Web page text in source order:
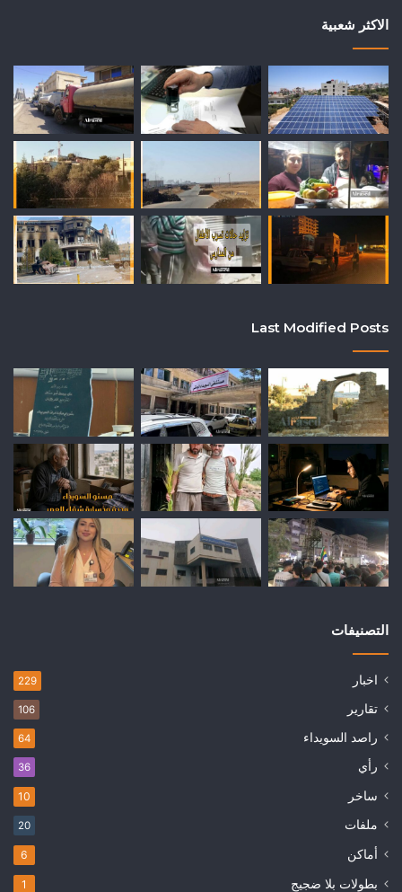
الاكثر شعبية
Last Modified Posts
التصنيفات
اخبار 229
تقارير 106
راصد السويداء 64
رأي 36
ساخر 10
ملفات 20
أماكن 6
بطولات بلا ضجيج 1